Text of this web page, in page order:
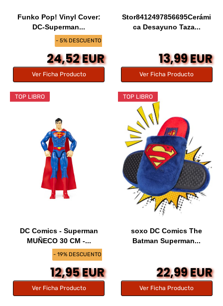
- 5% DESCUENTO
Funko Pop! Vinyl Cover:
DC-Superman...
24,52 EUR
Ver Ficha Producto
Stor8412497856695Cerámi
ca Desayuno Taza...
13,99 EUR
Ver Ficha Producto
- 19% DESCUENTO
TOP LIBRO
DC Comics - Superman
MUÑECO 30 CM -...
12,95 EUR
Ver Ficha Producto
TOP LIBRO
soxo DC Comics The
Batman Superman...
22,99 EUR
Ver Ficha Producto